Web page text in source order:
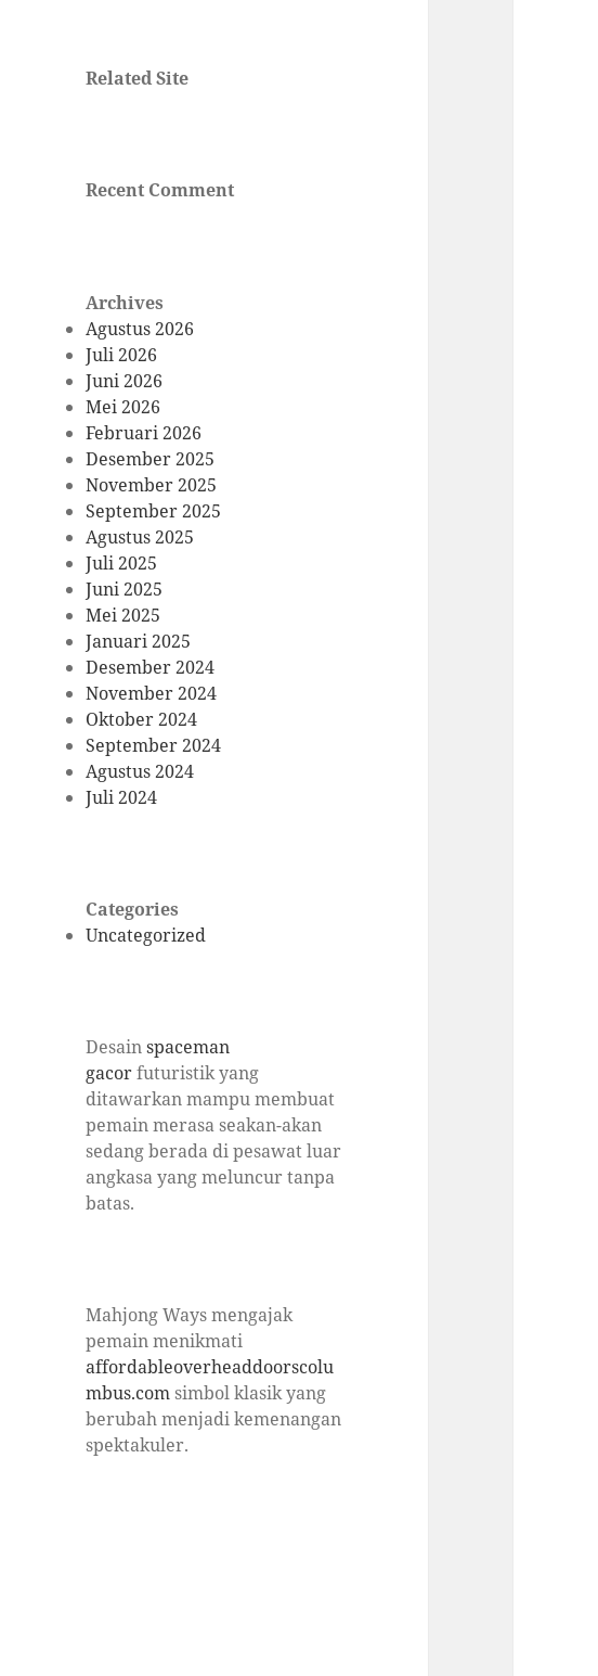
Related Site
Recent Comment
Archives
Agustus 2026
Juli 2026
Juni 2026
Mei 2026
Februari 2026
Desember 2025
November 2025
September 2025
Agustus 2025
Juli 2025
Juni 2025
Mei 2025
Januari 2025
Desember 2024
November 2024
Oktober 2024
September 2024
Agustus 2024
Juli 2024
Categories
Uncategorized
Desainspaceman
gacorfuturistik yang
ditawarkan mampu membuat
pemain merasa seakan-akan
sedang berada di pesawat luar
angkasa yang meluncur tanpa
batas.
Mahjong Ways mengajak
pemain menikmati
affordableoverheaddoorscolu
mbus.comsimbol klasik yang
berubah menjadi kemenangan
spektakuler.